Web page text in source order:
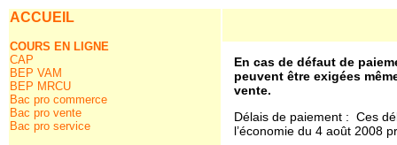
ACCUEIL
COURS EN LIGNE
CAP
BEP VAM
BEP MRCU
Bac pro commerce
Bac pro vente
Bac pro service
En cas de défaut de
peuvent être exigées
vente.
Délais de paiement : Ces
l’économie du 4 août 2008